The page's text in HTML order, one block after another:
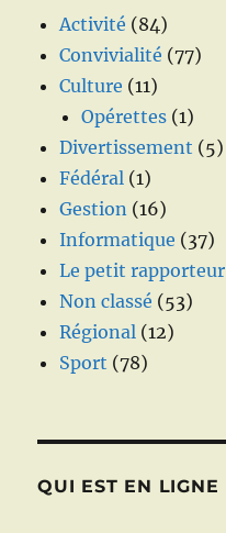
Activité (84)
Convivialité (77)
Culture (11)
Opérettes (1)
Divertissement (5)
Fédéral (1)
Gestion (16)
Informatique (37)
Le petit rapporteur
Non classé (53)
Régional (12)
Sport (78)
QUI EST EN LIGNE